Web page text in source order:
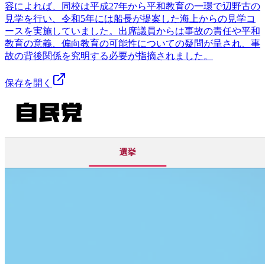
容によれば、同校は平成27年から平和教育の一環で辺野古の
見学を行い、令和5年には船長が提案した海上からの見学コ
ースを実施していました。出席議員からは事故の責任や平和
教育の意義、偏向教育の可能性についての疑問が呈され、事
故の背後関係を究明する必要が指摘されました。
保存を開く